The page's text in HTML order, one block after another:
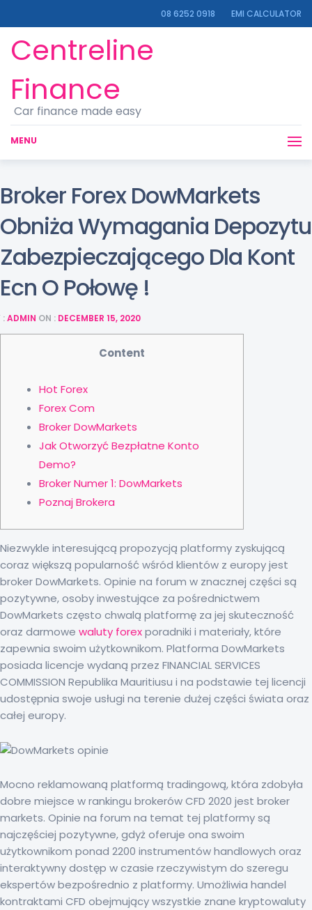
08 6252 0918 EMI CALCULATOR
Centreline
Finance
Car finance made easy
MENU
Broker Forex DowMarkets
Obniża Wymagania Depozytu
Zabezpieczającego Dla Kont
Ecn O Połowę !
:ADMIN ON : DECEMBER 15, 2020
Content
Hot Forex
Forex Com
Broker DowMarkets
Jak Otworzyć Bezpłatne Konto
Demo?
Broker Numer 1: DowMarkets
Poznaj Brokera
Niezwykle interesującą propozycją platformy zyskującą
coraz większą popularność wśród klientów z europy jest
broker DowMarkets. Opinie na forum w znacznej części są
pozytywne, osoby inwestujące za pośrednictwem
DowMarkets często chwalą platformę za jej skuteczność
oraz darmowe waluty forexporadniki i materiały, które
zapewnia swoim użytkownikom. Platforma DowMarkets
posiada licencje wydaną przez FINANCIAL SERVICES
COMMISSION Republika Mauritiusu i na podstawie tej licencji
udostępnia swoje usługi na terenie dużej części świata oraz
całej europy.
Mocno reklamowaną platformą tradingową, która zdobyła
dobre miejsce w rankingu brokerów CFD 2020 jest broker
markets. Opinie na forum na temat tej platformy są
najczęściej pozytywne, gdyż oferuje ona swoim
użytkownikom ponad 2200 instrumentów handlowych oraz
interaktywny dostęp w czasie rzeczywistym do szeregu
ekspertów bezpośrednio z platformy. Umożliwia handel
kontraktami CFD obejmujący wszystkie znane kryptowaluty